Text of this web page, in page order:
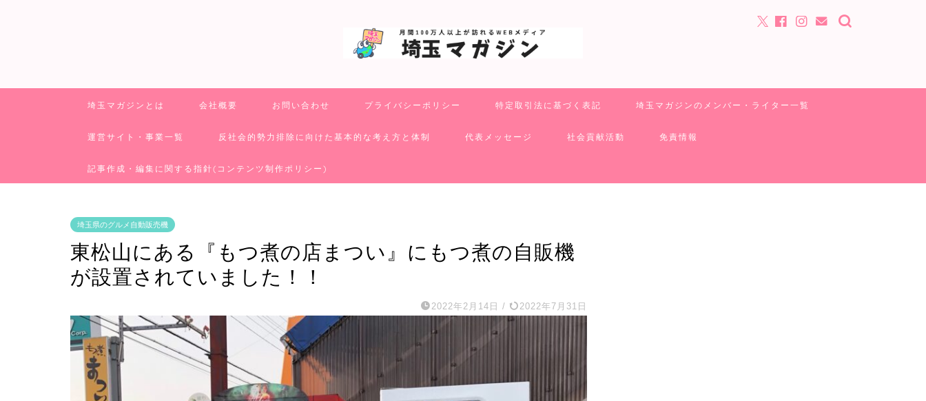
埼玉マガジンとは 会社概要 お問い合わせ プライバシーポリシー 特定取引法に基づく表記 埼玉マガジンのメンバー・ライター一覧
運営サイト・事業一覧 反社会的勢力排除に向けた基本的な考え方と体制 代表メッセージ 社会貢献活動 免責情報
記事作成・編集に関する指針(コンテンツ制作ポリシー)
埼玉県のグルメ自動販売機
東松山にある『もつ煮の店まつい』にもつ煮の自販機
が設置されていました！！
2022年2月14日 / 2022年7月31日